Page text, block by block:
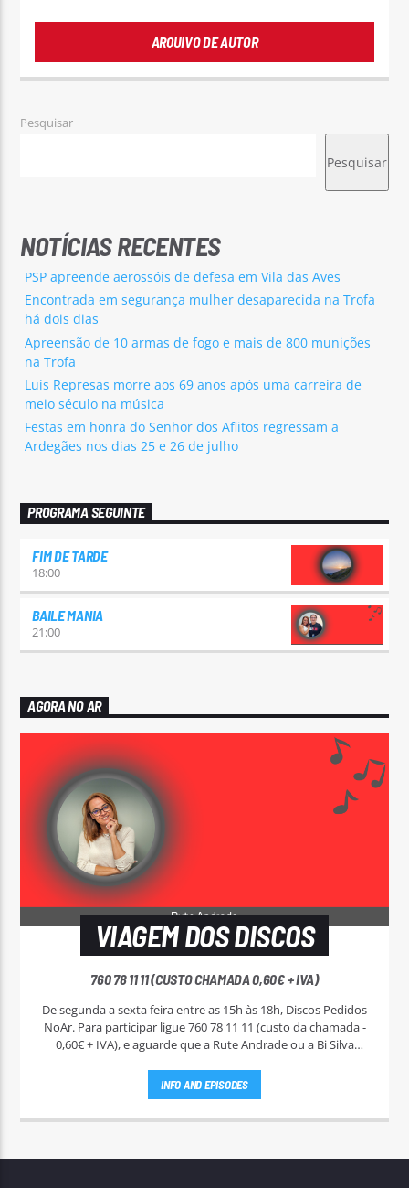
ARQUIVO DE AUTOR
Pesquisar
Pesquisar
NOTÍCIAS RECENTES
PSP apreende aerossóis de defesa em Vila das Aves
Encontrada em segurança mulher desaparecida na Trofa
há dois dias
Apreensão de 10 armas de fogo e mais de 800 munições
na Trofa
Luís Represas morre aos 69 anos após uma carreira de
meio século na música
Festas em honra do Senhor dos Aflitos regressam a
Ardegães nos dias 25 e 26 de julho
PROGRAMA SEGUINTE
FIM DE TARDE
18:00
BAILE MANIA
21:00
AGORA NO AR
VIAGEM DOS DISCOS
760 78 11 11 (CUSTO CHAMADA 0,60€ + IVA)
De segunda a sexta feira entre as 15h às 18h, Discos Pedidos
NoAr. Para participar ligue 760 78 11 11 (custo da chamada -
0,60€ + IVA), e aguarde que a Rute Andrade ou a Bi Silva
INFO AND EPISODES